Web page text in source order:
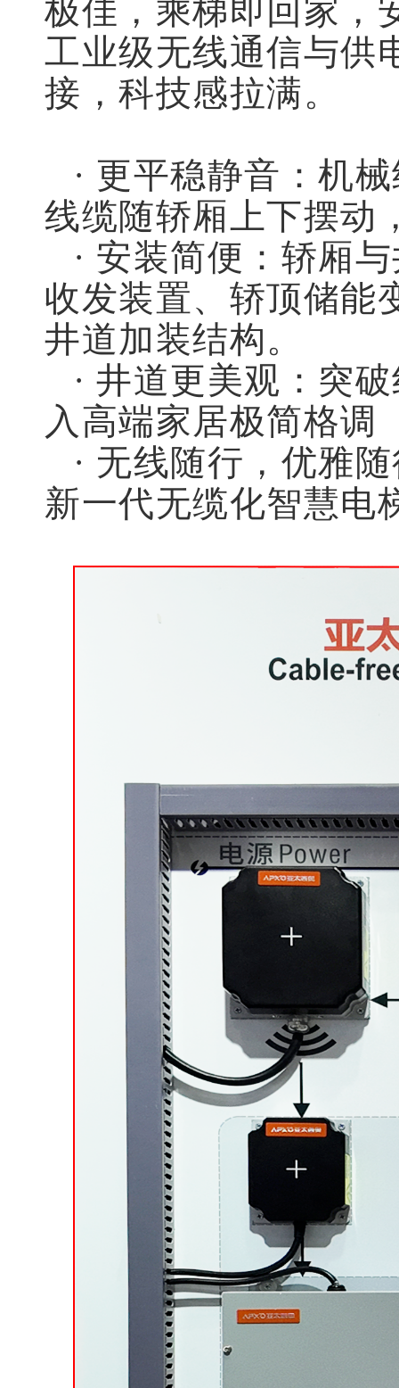
极佳，乘梯即回家，
工业级无线通信与供
接，科技感拉满。
· 更平稳静音：机
线缆随轿厢上下摆动
· 安装简便：轿厢
收发装置、轿顶储能
井道加装结构。
· 井道更美观：突
入高端家居极简格调
· 无线随行，优雅
新一代无缆化智慧电